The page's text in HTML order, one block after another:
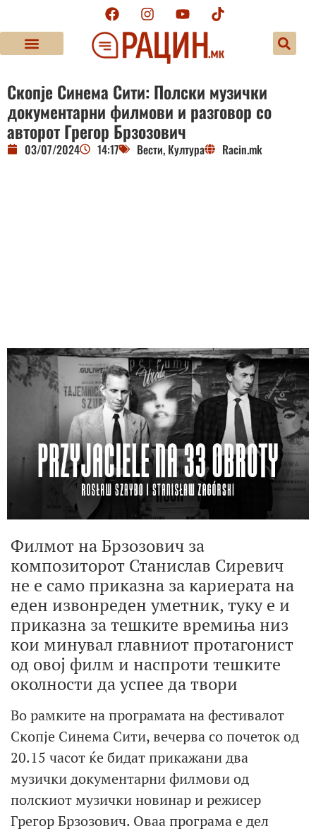
Скопје Синема Сити: Полски музички
документарни филмови и разговор со
авторот Грегор Брзозович
03/07/2024 14:17 Вести, Култура Racin.mk
Филмот на Брзозович за
композиторот Станислав Сиревич
не е само приказна за кариерата на
еден извонреден уметник, туку е и
приказна за тешките времиња низ
кои минувал главниот протагонист
од овој филм и наспроти тешките
околности да успее да твори
Во рамките на програмата на фестивалот
Скопје Синема Сити, вечерва со почеток од
20.15 часот ќе бидат прикажани два
музички документарни филмови од
полскиот музички новинар и режисер
Грегор Брзозович. Оваа програма е дел